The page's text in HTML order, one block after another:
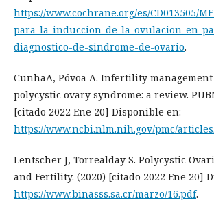
https://www.cochrane.org/es/CD013505/
para-la-induccion-de-la-ovulacion-en-
diagnostico-de-sindrome-de-ovario.
CunhaA, Póvoa A. Infertility
polycystic ovary syndrome: a review.
[citado 2022 Ene 20] Disponible en:
https://www.ncbi.nlm.nih.gov/pmc/
Lentscher J, Torrealday S. Polycystic
and Fertility. (2020) [citado 2022 Ene 20]
https://www.binasss.sa.cr/marzo/16.pdf.